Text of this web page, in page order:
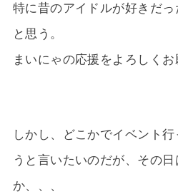
特に昔のアイドルが好きだ
と思う。
まいにゃの応援をよろしくお
しかし、どこかでイベント
うと言いたいのだが、その
か、、、